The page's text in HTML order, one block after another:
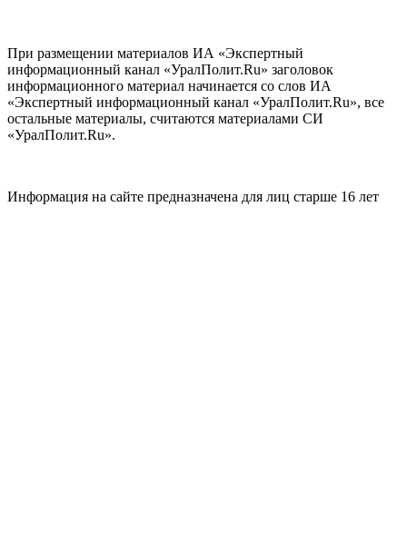
При размещении материалов ИА «Экспертный
информационный канал «УралПолит.Ru» заголовок
информационного материал начинается со слов ИА
«Экспертный информационный канал «УралПолит.Ru», все
остальные материалы, считаются материалами СИ
«УралПолит.Ru».
Информация на сайте предназначена для лиц старше 16 лет